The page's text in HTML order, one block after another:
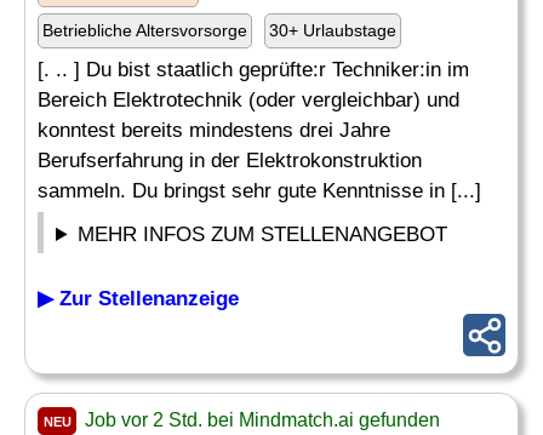
Betriebliche Altersvorsorge 30+ Urlaubstage
[. .. ] Du bist staatlich geprüfte:r Techniker:in im
Bereich Elektrotechnik (oder vergleichbar) und
konntest bereits mindestens drei Jahre
Berufserfahrung in der Elektrokonstruktion
sammeln. Du bringst sehr gute Kenntnisse in [...]
MEHR INFOS ZUM STELLENANGEBOT
▶ Zur Stellenanzeige
NEU Job vor 2 Std. bei Mindmatch.ai gefunden